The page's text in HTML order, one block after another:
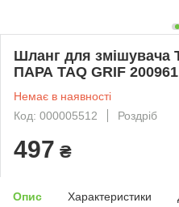
Шланг для змішувача
ПАРА TAQ GRIF 200961
Немає в наявності
Код: 000005512
Роздріб
497 ₴
Опис Характеристики